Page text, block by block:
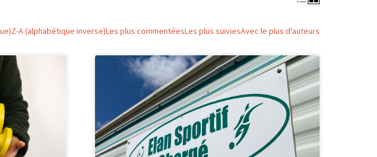
Z-A (alphabétique inverse)Les plus commentéesLes plus suiviesAvec le plus d'auteurs